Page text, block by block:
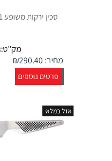
סכין ירקות משופע 11 ס"מ - GLOBAL
מק"ט:
מחיר: ₪290.40
פרטים נוספים
אזל במלאי